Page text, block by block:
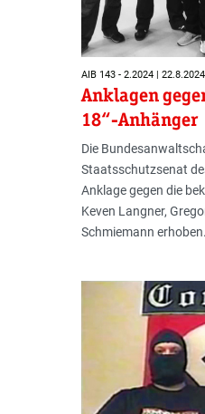
AIB 143 - 2.2024 | 22.8.2024
Anklagen
18“-Anhänger
Die
Staatsschutzsenat
Anklage gegen die
Keven Langner,
Schmiemann erhoben.